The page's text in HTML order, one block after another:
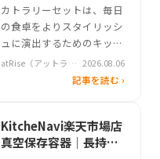
で両面使用可能という特徴
を活かし、季節問わず幅広
いシーンで活…
カトラリーセットは、毎日
の食卓をよりスタイリッシ
ュに演出するためのキッチ
ングッズとして注目を集め
ています。シンプルなデザ
ブルにも活躍するため、贈
り物としての人気も高いで
atRise（アットライ 2026.08.06
記事を読む ›
KitcheNavi楽天市場店
真空保存容器｜長持ち